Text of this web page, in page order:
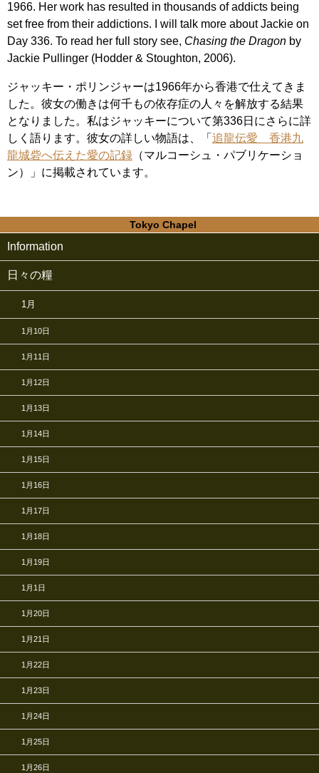
1966. Her work has resulted in thousands of addicts being
set free from their addictions. I will talk more about Jackie on
Day 336. To read her full story see, Chasing the Dragon by
Jackie Pullinger (Hodder & Stoughton, 2006).
ジャッキー・ポリンジャーは1966年から香港で仕えてきま
した。彼女の働きは何千もの依存症の人々を解放する結果
となりました。私はジャッキーについて第336日にさらに詳
しく語ります。彼女の詳しい物語は、「 追龍伝愛 香港九
龍城砦へ伝えた愛の記録 （マルコーシュ・パブリケーショ
ン）」に掲載されています。
Tokyo Chapel
Information
日々の糧
1月
1月10日
1月11日
1月12日
1月13日
1月14日
1月15日
1月16日
1月17日
1月18日
1月19日
1月1日
1月20日
1月21日
1月22日
1月23日
1月24日
1月25日
1月26日